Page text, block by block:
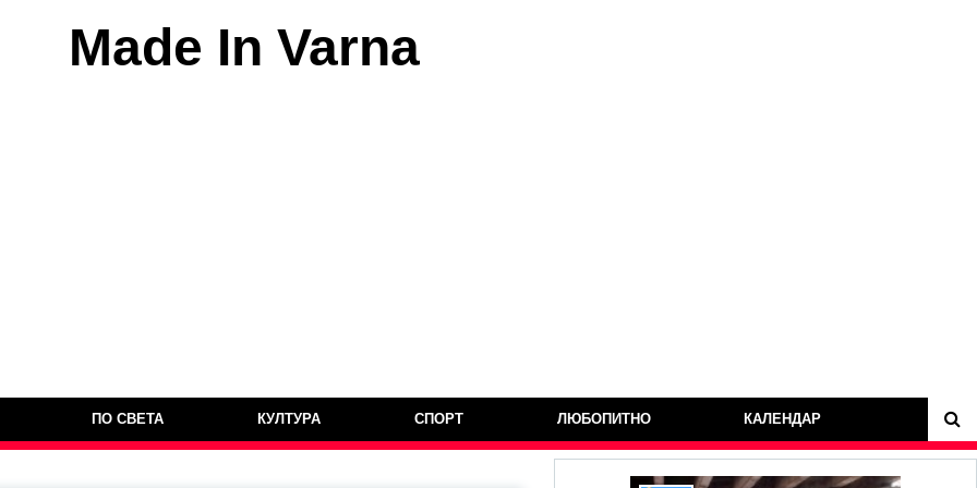
Made In Varna
ПО СВЕТА КУЛТУРА СПОРТ ЛЮБОПИТНО КАЛЕНДАР